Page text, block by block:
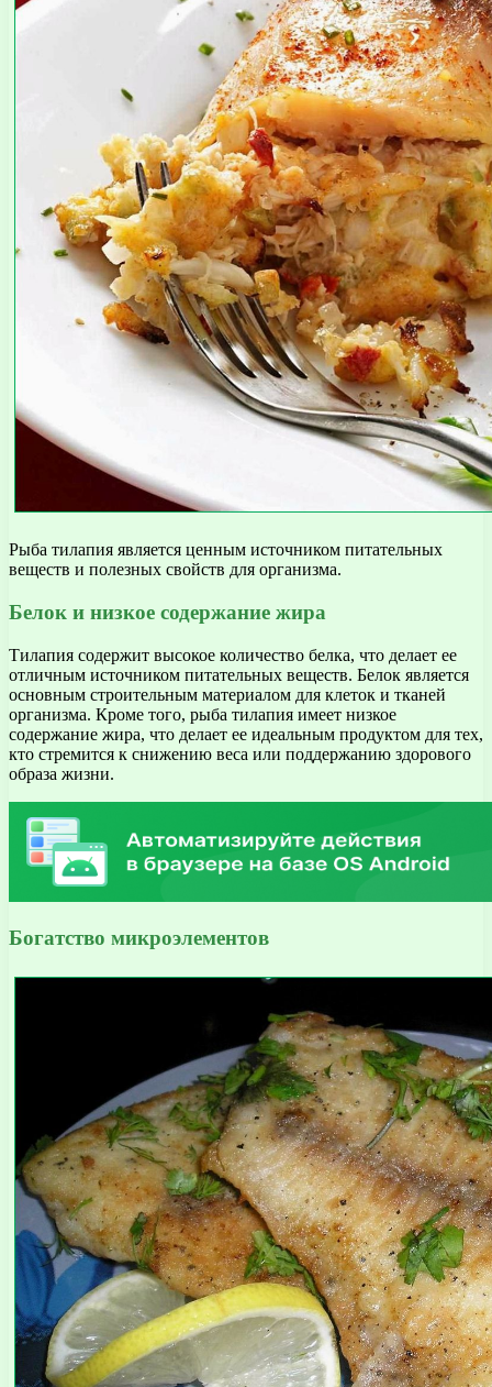
Рыба тилапия является ценным источником питательных
веществ и полезных свойств для организма.
Белок и низкое содержание жира
Тилапия содержит высокое количество белка, что делает ее
отличным источником питательных веществ. Белок является
основным строительным материалом для клеток и тканей
организма. Кроме того, рыба тилапия имеет низкое
содержание жира, что делает ее идеальным продуктом для тех,
кто стремится к снижению веса или поддержанию здорового
образа жизни.
Богатство микроэлементов